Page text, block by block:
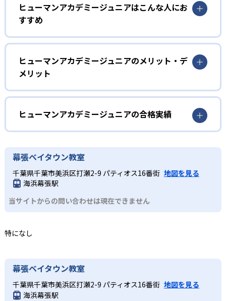
ヒューマンアカデミージュニアでは、ロボット教室、ロボ
ティクスプロフェッサーコース、こどもプログラミング教
室、科学教室、さんすう数学教室の5つのコースを展開。
STEAM教育の考え方を取り入れ、子どもの「好き」を養
う。
ロボット教室の監修は、ロボットの世界大会「ロボカッ
プ」で史上初となる5年連続優勝を果たしたロボットクリエ
イター高橋智隆 氏。ロボティクスプロフェッサーコース
は、千葉工業大学fuRo（未来ロボット技術研究センター）
材監修はRailsプログラマーとして活躍する鳥井雪 氏で、科
学教室の監修は京都大学iCeMS特定助教の樋口雅一 氏。さ
んすう数学教室のアドバイザーには東京大学先端科学技術
研究センター教授の西成活裕 氏と、各分野の第一線で活躍
する人物が監修者・アドバイザーとして名を連ねる。
3 全国規模の安心感
日本全国47都道府県に2,000以上の教室を展開し、27,000
れ、仲間と切磋琢磨できる環境を提供している。
ヒューマンアカデミージュニアはこんな人にお
すすめ
幼児
子どもの好奇心を育みたい家庭
ヒューマンアカデミージュニアでは、ロボット教室のプラ
イマリーコースや科学教室（サイエンスゲーツ）など、小
学校入学前の幼児でも通えるコースが用意されている。ロ
ボットの作成や科学の実験を通して、子どもの好奇心を喚
起する。
楽しく学びを継続したい子ども
実際にロボットを作成するロボット教室、スモールステッ
プのこどもプログラミング教室、実験から学ぶ科学教室な
工夫が凝らされている。
もは実験や制作活動などを楽しみながら、学びを深めてい
り、探究力と表現力を磨くことができる。
ヒューマンアカデミージュニアのメリット・デ
メリット
どんなメリットがある?
ヒューマンアカデミージュニアは、ロボット教室、プログ
ラミング教室、科学教室、さんすう数学教室と多彩なコー
スを展開。世界的クリエイターや研究者などの専門家が監
修に基づいた内容で、子どもの探究意欲を引き出すことが
可能だ。全国2,000以上の教室ネットワークや全国大会を通
じたコミュニティ活動により、同世代の仲間と切磋琢磨で
きる環境が整い、継続的な学習意欲を維持しやすい点も大
きなメリットである。
どんなデメリットがある?
が中心であり、短期間でのスキル定着には家庭での復習や
用、毎月の授業料や材料費などが発生することもあるた
め、費用負担の点も留意が必要である。
ヒューマンアカデミージュニアの合格実績
ヒューマンアカデミージュニアは合格実績を公式サイトで
公開していない。
幕張ベイタウン教室
千葉県千葉市美浜区打瀬2-9 パティオス16番街 地図を見る
海浜幕張駅
当サイトからの問い合わせは現在できません
特になし
幕張ベイタウン教室
千葉県千葉市美浜区打瀬2-9 パティオス16番街 地図を見る
海浜幕張駅